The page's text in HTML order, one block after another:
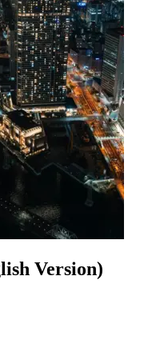
Version)